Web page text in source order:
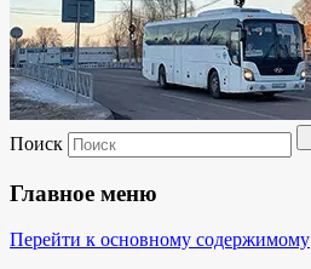
Поиск
Главное меню
Перейти к основному содержимому